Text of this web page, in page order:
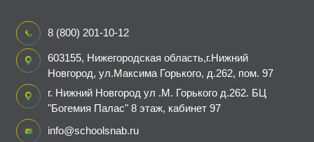
8 (800) 201-10-12
603155, Нижегородская область,г.Нижний
Новгород, ул.Максима Горького, д.262, пом. 97
г. Нижний Новгород ул .М. Горького д.262. БЦ
"Богемия Палас" 8 этаж, кабинет 97
info@schoolsnab.ru